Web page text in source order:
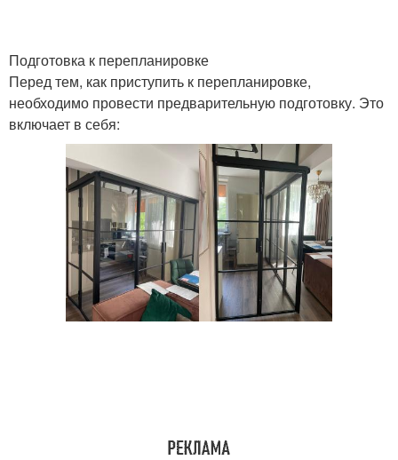
Подготовка к перепланировке
Перед тем, как приступить к перепланировке,
необходимо провести предварительную подготовку. Это
включает в себя: